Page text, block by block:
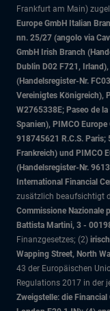
Frankfurt am Main)
Europe GmbH Italian
nn. 25/27 (angolo via
GmbH Irish Branch
Dublin D02 F721,
(Handelsregister-Nr.
Vereinigtes Königreich),
W2765338E; Paseo de
Spanien), PIMCO
918745621 R.C.S.
Frankreich) und PIMCO
(Handelsregister-Nr.
International Financial
zusätzlich beaufsichtigt
Commissione Nazionale
Battista Martini, 3 -
Finanzgesetzes; (2)
Wapping Street, North
43 der Europäischen
Regulations 2017 in der
Zweigstelle: die